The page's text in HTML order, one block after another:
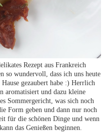
Rezept aus Frankreich
so wundervoll, dass ich uns heute
gezaubert habe :) Herrlich
aromatisiert und dazu kleine
Sommergericht, was sich noch
Form geben und dann nur noch
für die schönen Dinge und wenn
das Genießen beginnen.